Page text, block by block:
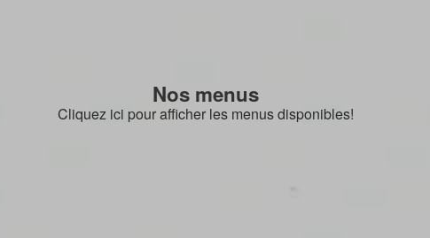
Nos menus
Cliquez ici pour afficher les menus disponibles!